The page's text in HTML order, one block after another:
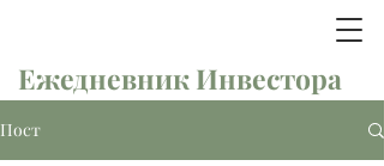
Ежедневник Инвестора
Пост